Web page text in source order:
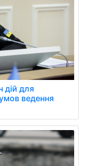
дій для
ведення